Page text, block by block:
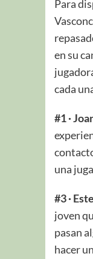
Para
en su
cada
#1 ·
una
#3 ·
joven
pasan
hacer